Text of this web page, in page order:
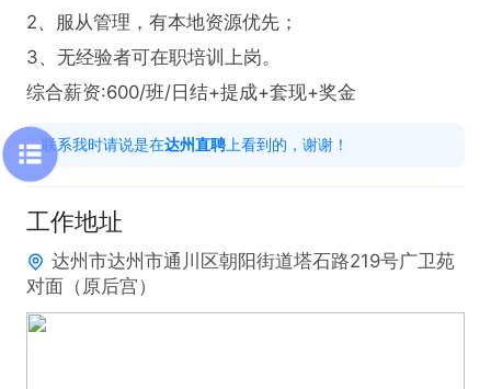
2、服从管理，有本地资源优先；
3、无经验者可在职培训上岗。
综合薪资:600/班/日结+提成+套现+奖金
联系我时请说是在达州直聘 上看到的，谢谢！
工作地址
达州市达州市通川区朝阳街道塔石路219号广卫苑
对面（原后宫）